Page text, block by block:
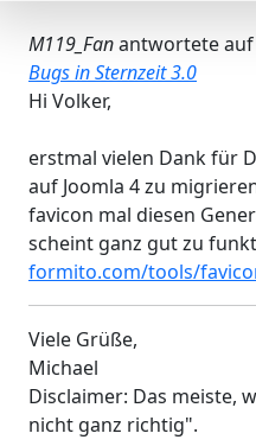
M119_Fanantwortete auf
Bugs in Sternzeit 3.0
Hi Volker,
erstmal vielen Dank für
auf Joomla 4 zu
favicon mal diesen
scheint ganz gut zu
formito.com/tools/
Viele Grüße,
Michael
Disclaimer: Das meiste,
nicht ganz richtig".